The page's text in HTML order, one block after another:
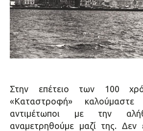
Στην επέτειο των 100
«Καταστροφή»
αντιμέτωποι με την
αναμετρηθούμε μαζί της. Δεν